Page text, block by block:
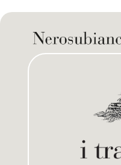
to
noi
le bandiere le drizze